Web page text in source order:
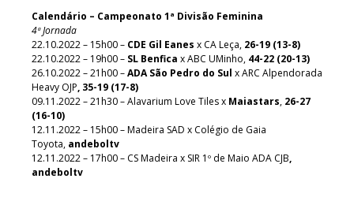
Calendário – Campeonato 1ª Divisão Feminina
4ª Jornada
22.10.2022 – 15h00 – CDE Gil Eanes x CA Leça, 26-19 (13-8)
22.10.2022 – 19h00 – SL Benfica x ABC UMinho, 44-22 (20-13)
26.10.2022– 21h00–ADA São Pedro do Sul x ARC Alpendorada
Heavy OJP, 35-19 (17-8)
09.11.2022 – 21h30 – Alavarium Love Tiles x Maiastars, 26-27
(16-10)
12.11.2022 – 15h00 – Madeira SAD x Colégio de Gaia
Toyota, andeboltv
12.11.2022 – 17h00 – CS Madeira x SIR 1º de Maio ADA CJB,
andeboltv